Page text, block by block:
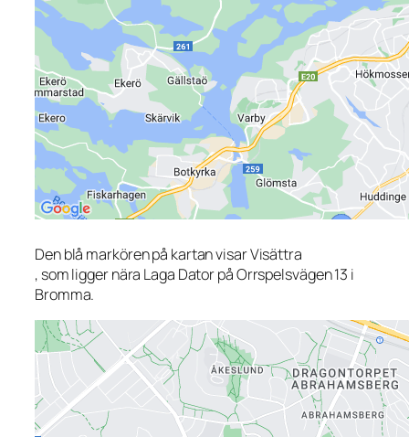
Den blå markören på kartan visar Visättra
, som ligger nära Laga Dator på Orrspelsvägen 13 i
Bromma.